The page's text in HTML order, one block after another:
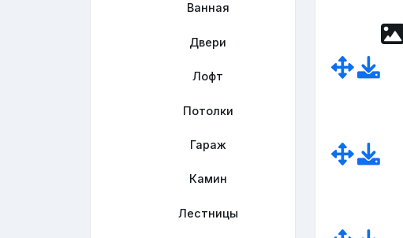
Ванная
Двери
Лофт
Потолки
Гараж
Камин
Лестницы